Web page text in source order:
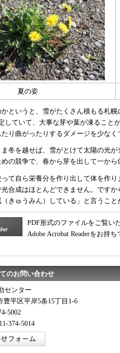
夏の姿
というと、雪がたくさん積もる札
していて、大事な芽や葉が凍るこ
り曲がったりするダメージを少なく
冬を越せば、雪がとけて太陽の光
の競争で、春から芽を出して一か
て自ら栄養分を作り出して体を作
合成はほとんどできません。です
きゅうみん）している」と言うこと
PDF形式のファイルをご覧い
Adobe Acrobat Readerをお持
のお問い合わせ
センター
豊平区平岸5条15丁目1-6
5002
374-5014